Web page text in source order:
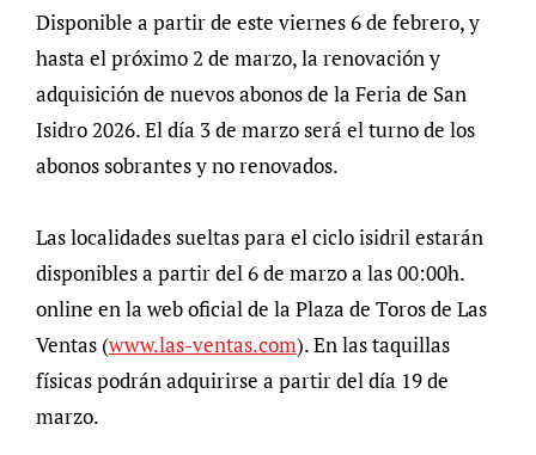
Disponible a partir de este viernes 6 de febrero, y
hasta el próximo 2 de marzo, la renovación y
adquisición de nuevos abonos de la Feria de San
Isidro 2026. El día 3 de marzo será el turno de los
abonos sobrantes y no renovados.
Las localidades sueltas para el ciclo isidril estarán
disponibles a partir del 6 de marzo a las 00:00h.
online en la web oficial de la Plaza de Toros de Las
Ventas (www.las-ventas.com). En las taquillas
físicas podrán adquirirse a partir del día 19 de
marzo.